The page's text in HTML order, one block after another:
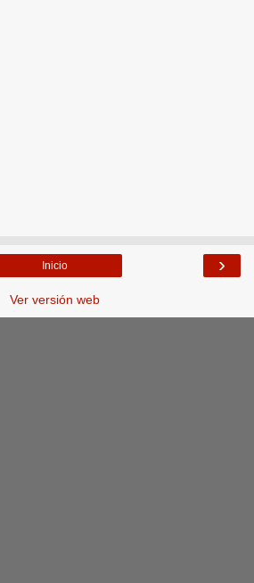
›
Inicio
Ver versión web